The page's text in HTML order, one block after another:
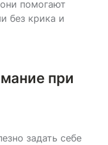
помогают
без крика и
при
задать себе